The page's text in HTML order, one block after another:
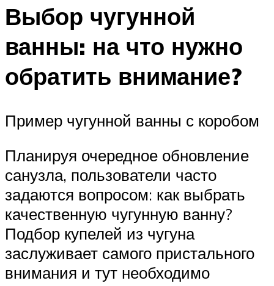
Выбор чугунной
ванны: на что нужно
обратить внимание?
Пример чугунной ванны с коробом
Планируя очередное обновление
санузла, пользователи часто
задаются вопросом: как выбрать
качественную чугунную ванну?
Подбор купелей из чугуна
заслуживает самого пристального
внимания и тут необходимо